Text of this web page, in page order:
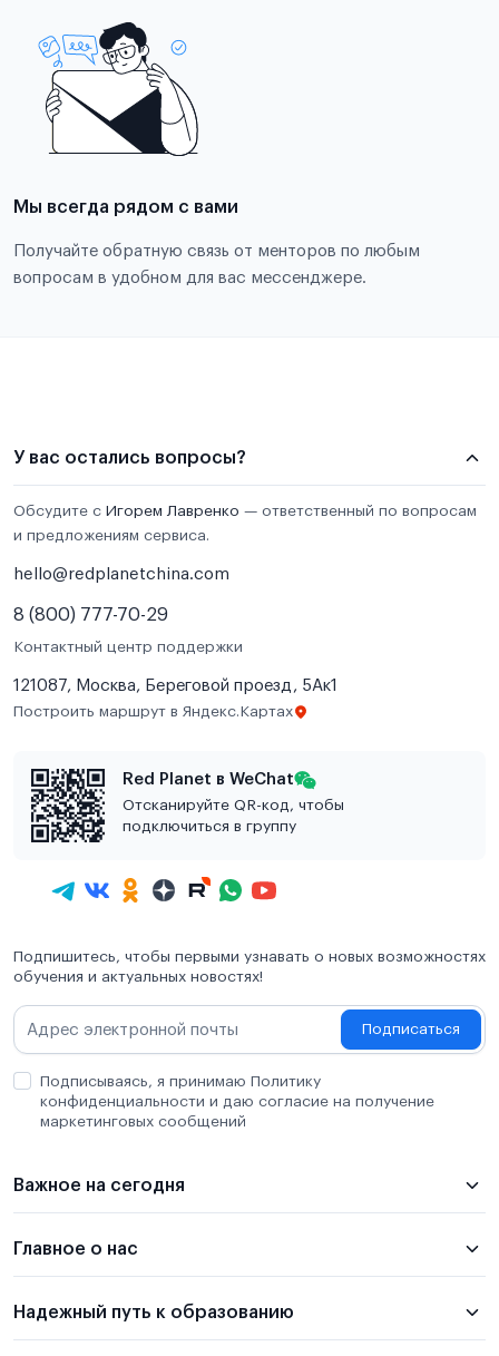
Мы всегда рядом с вами
Получайте обратную связь от менторов по любым
вопросам в удобном для вас мессенджере.
У вас остались вопросы?
Обсудите с Игорем Лавренко — ответственный по вопросам
и предложениям сервиса.
hello@redplanetchina.com
8 (800) 777-70-29
Контактный центр поддержки
121087, Москва, Береговой проезд, 5Ак1
Построить маршрут в Яндекс.Картах
Red Planet в WeChat
Отсканируйте QR-код, чтобы
подключиться в группу
Подпишитесь, чтобы первыми узнавать о новых возможностях
обучения и актуальных новостях!
Подписаться
Подписываясь, я принимаю Политику
конфиденциальности и даю согласие на получение
маркетинговых сообщений
Важное на сегодня
Главное о нас
Надежный путь к образованию